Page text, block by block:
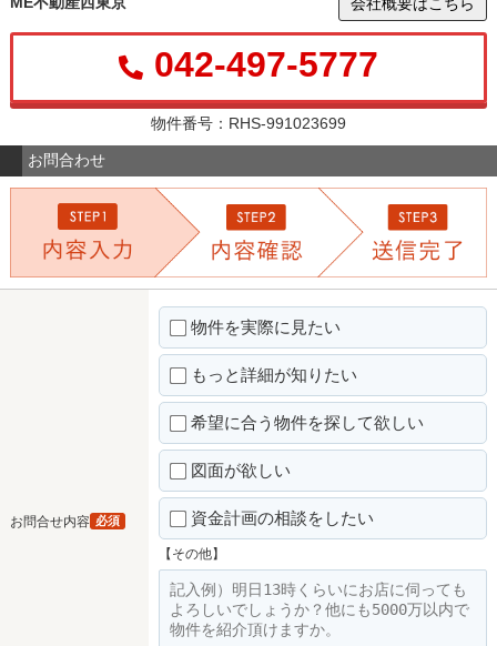
会社概要はこちら
042-497-5777
物件番号：RHS-991023699
お問合わせ
お問合せ内容 必須
物件を実際に見たい
もっと詳細が知りたい
希望に合う物件を探して欲しい
図面が欲しい
資金計画の相談をしたい
【その他】